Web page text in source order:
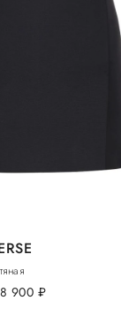
900 руб.